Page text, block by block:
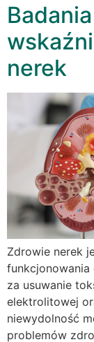
nerek
Zdrowie nerek
funkcjonowania
za usuwanie
elektrolitowej
niewydolność
problemów